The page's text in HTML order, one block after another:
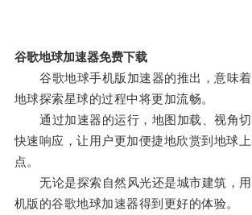
谷歌地球加速器免费下载
谷歌地球手机版加速器的推出，意味着
地球探索星球的过程中将更加流畅。
通过加速器的运行，地图加载、视角切
快速响应，让用户更加便捷地欣赏到地球
点。
无论是探索自然风光还是城市建筑，用
机版的谷歌地球加速器得到更好的体验。